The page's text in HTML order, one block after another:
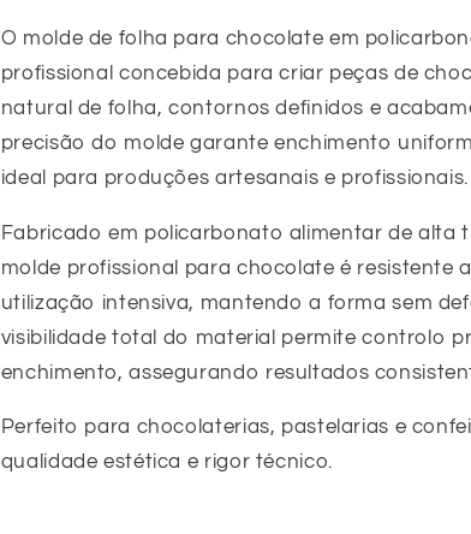
O molde de folha para chocolate em
profissional concebida para criar peças de
natural de folha, contornos definidos e
precisão do molde garante enchimento
ideal para produções artesanais e profissionais.
Fabricado em policarbonato alimentar de alta
molde profissional para chocolate é resistente
utilização intensiva, mantendo a forma sem
visibilidade total do material permite controlo
enchimento, assegurando resultados
Perfeito para chocolaterias, pastelarias e
qualidade estética e rigor técnico.